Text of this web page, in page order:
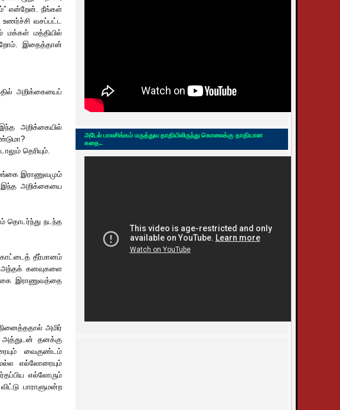
என்றேன். நீங்கள்
உணர்ச்சி வசப்பட்ட
மக்கள் மத்தியில்
இதைத்தான்
அறிக்கையைப்
அறிக்கையில்
தெரியும்.
இராணுவமும்
இந்த அறிக்கையை
தொடர்ந்து நடந்த
தீர்மானம்
அந்தக் கனவுகளை
இராணுவத்தை
அமிர்
தனக்கு
வைகுண்டம்
எல்லோரையும்
எல்லோரும்
பாராளுமன்ற
அடேல் பாலசிங்கம் மருத்துவ தாதியிலிருந்து கொலைக்கு தாதியான
கதை..